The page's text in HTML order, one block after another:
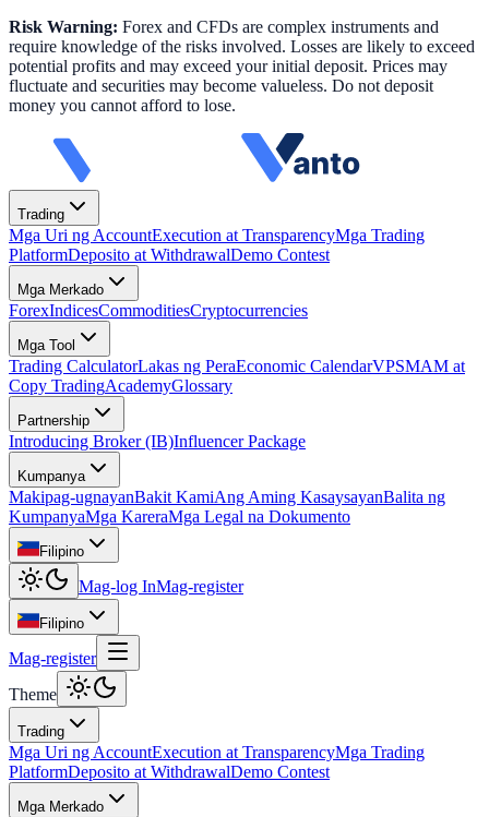
Risk Warning: Forex and CFDs are complex instruments and
require knowledge of the risks involved. Losses are likely to exceed
potential profits and may exceed your initial deposit. Prices may
fluctuate and securities may become valueless. Do not deposit
money you cannot afford to lose.
Trading
Mga Uri ng AccountExecution at TransparencyMga Trading
PlatformDeposito at WithdrawalDemo Contest
Mga Merkado
ForexIndicesCommoditiesCryptocurrencies
Mga Tool
Trading CalculatorLakas ng PeraEconomic CalendarVPSMAM at
Copy TradingAcademyGlossary
Partnership
Introducing Broker (IB)Influencer Package
Kumpanya
Makipag-ugnayanBakit KamiAng Aming KasaysayanBalita ng
KumpanyaMga KareraMga Legal na Dokumento
Filipino
Mag-log InMag-register
Filipino
Mag-register
Theme
Trading
Mga Uri ng AccountExecution at TransparencyMga Trading
PlatformDeposito at WithdrawalDemo Contest
Mga Merkado